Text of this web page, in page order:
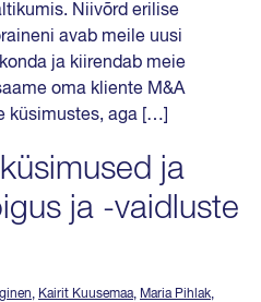
Niivõrd erilise
avab meile uusi
ja kiirendab meie
oma kliente M&A
küsimustes, aga […]
ja
ja -vaidluste
, Kairit Kuusemaa, Maria Pihlak,